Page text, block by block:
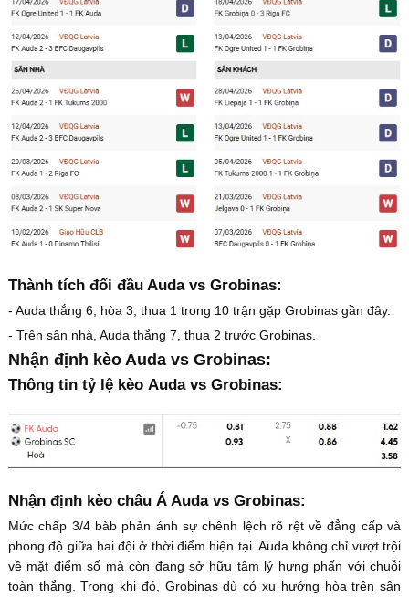
Thành tích đối đầu Auda vs Grobinas:
- Auda thắng 6, hòa 3, thua 1 trong 10 trận gặp Grobinas gần đây.
- Trên sân nhà, Auda thắng 7, thua 2 trước Grobinas.
Nhận định kèo Auda vs Grobinas:
Thông tin tỷ lệ kèo Auda vs Grobinas:
Nhận định kèo châu Á Auda vs Grobinas:
Mức chấp 3/4 bàb phản ánh sự chênh lệch rõ rệt về đẳng cấp và
phong độ giữa hai đội ở thời điểm hiện tại. Auda không chỉ vượt trội
về mặt điểm số mà còn đang sở hữu tâm lý hưng phấn với chuỗi
toàn thắng. Trong khi đó, Grobinas dù có xu hướng hòa trên sân